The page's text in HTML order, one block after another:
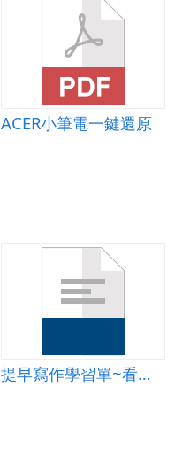
ACER小筆電一鍵還原
提早寫作學習單~看圖說話